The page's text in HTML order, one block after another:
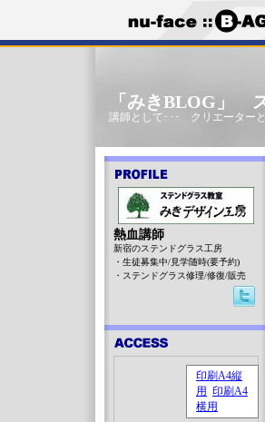
「みきBLOG」
講師として･･･ クリエーター
熱血講師
新宿のステンドグラス工房
・生徒募集中/見学随時(要予約)
・ステンドグラス修理/修復/販売